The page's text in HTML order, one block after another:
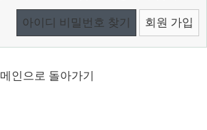
아이디 비밀번호 찾기 회원 가입
메인으로 돌아가기